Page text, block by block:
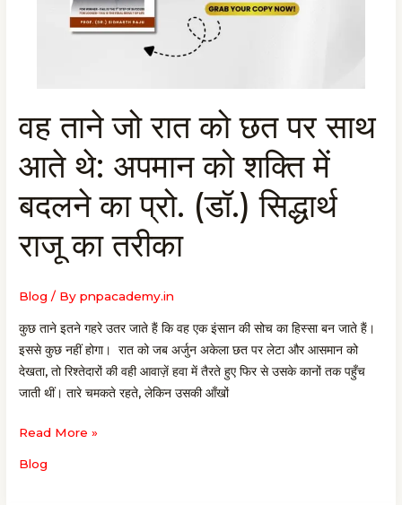
वह ताने जो रात को छत पर साथ
आते थे: अपमान को शक्ति में
बदलने का प्रो. (डॉ.) सिद्धार्थ
राजू का तरीका
Blog / Bypnpacademy.in
कुछ ताने इतने गहरे उतर जाते हैं कि वह एक इंसान की सोच का हिस्सा बन जाते हैं।
इससे कुछ नहीं होगा। रात को जब अर्जुन अकेला छत पर लेटा और आसमान को
देखता, तो रिश्तेदारों की वही आवाज़ें हवा में तैरते हुए फिर से उसके कानों तक पहुँच
जाती थीं। तारे चमकते रहते, लेकिन उसकी आँखों
वह
ताने
जो
को
पर
आते
अपमान
को
शक्ति
में
का
प्रो.
Read More »
Blog